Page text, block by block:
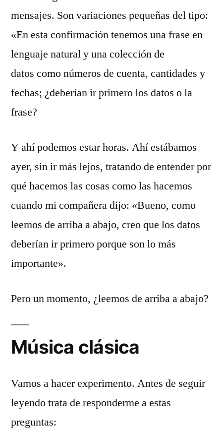
mensajes. Son variaciones pequeñas del tipo:
«En esta confirmación tenemos una frase en
lenguaje natural y una colección de
datos como números de cuenta, cantidades y
fechas; ¿deberían ir primero los datos o la
frase?
Y ahí podemos estar horas. Ahí estábamos
ayer, sin ir más lejos, tratando de entender por
qué hacemos las cosas como las hacemos
cuando mi compañera dijo: «Bueno, como
leemos de arriba a abajo, creo que los datos
deberían ir primero porque son lo más
importante».
Pero un momento, ¿leemos de arriba a abajo?
Música clásica
Vamos a hacer experimento. Antes de seguir
leyendo trata de responderme a estas
preguntas: